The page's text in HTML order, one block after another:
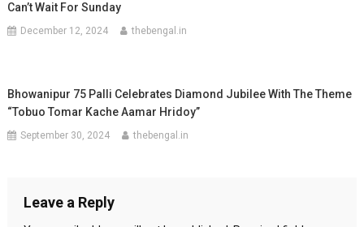
Can’t Wait For Sunday
December 12, 2024 thebengal.in
Bhowanipur 75 Palli Celebrates Diamond Jubilee With The Theme
“Tobuo Tomar Kache Aamar Hridoy”
September 30, 2024 thebengal.in
Leave a Reply